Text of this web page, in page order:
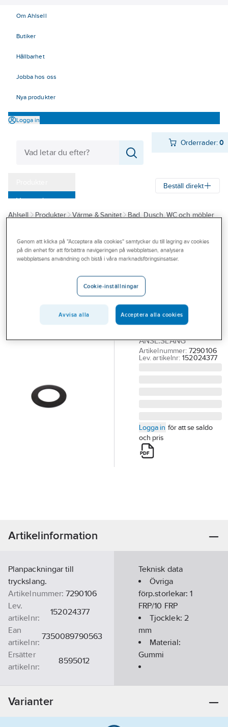
Om Ahlsell
Butiker
Hållbarhet
Jobba hos oss
Nya produkter
Logga in
Orderrader:0
Varumärken
Kampanjer
Branscher
Beställ direkt
Ahlsell Produkter Värme & Sanitet
Bad, Dusch, WC och möbler
Reservdelar Övrigt
Gummipackning,
Tubman
GUMMPACKN EPDM.
30X18X2MM 10-PACK.
TUBMAN, 25
ANSL.SLANG
Artikelnummer: 7290106
Lev. artikelnr: 152024377
Logga in för att se saldo
och pris
Artikelinformation
Planpackningar till
tryckslang.
Artikelnummer: 7290106
Lev.
artikelnr:
152024377
Ean
artikelnr:
7350089790563
Ersätter
artikelnr:
8595012
Teknisk data
Övriga
förp.storlekar:1
FRP/10 FRP
Tjocklek: 2
mm
Material:
Gummi
Materialkvalitet:
Varianter
Genom att klicka på "Acceptera alla cookies" samtycker du till lagring av cookies
på din enhet för att förbättra navigeringen på webbplatsen, analysera
webbplatsens användning och bistå i våra marknadsföringsinsatser.
Cookie-inställningar
Avvisa alla Acceptera alla cookies